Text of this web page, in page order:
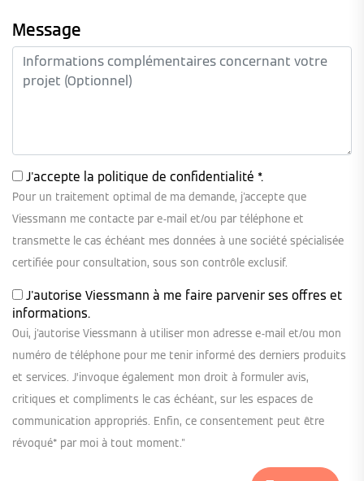
Message
J'accepte la politique de confidentialité *.
Pour un traitement optimal de ma demande, j'accepte que
Viessmann me contacte par e-mail et/ou par téléphone et
transmette le cas échéant mes données à une société spécialisée
certifiée pour consultation, sous son contrôle exclusif.
J'autorise Viessmann à me faire parvenir ses offres et
informations.
Oui, j'autorise Viessmann à utiliser mon adresse e-mail et/ou mon
numéro de téléphone pour me tenir informé des derniers produits
et services. J’invoque également mon droit à formuler avis,
critiques et compliments le cas échéant, sur les espaces de
communication appropriés. Enfin, ce consentement peut être
révoqué* par moi à tout moment."